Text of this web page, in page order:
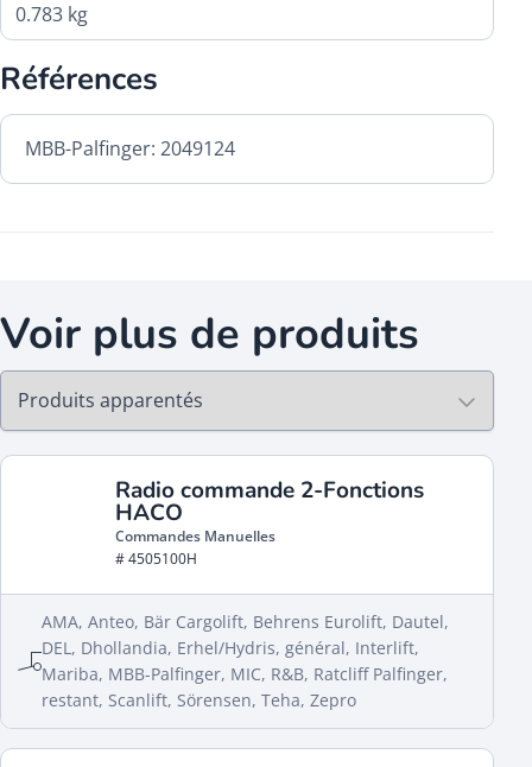
0.783 kg
Références
MBB-Palfinger: 2049124
Voir plus de produits
Radio commande 2-Fonctions
HACO
Commandes Manuelles
# 4505100H
AMA, Anteo, Bär Cargolift, Behrens Eurolift, Dautel,
DEL, Dhollandia, Erhel/Hydris, général, Interlift,
Mariba, MBB-Palfinger, MIC, R&B, Ratcliff Palfinger,
restant, Scanlift, Sörensen, Teha, Zepro